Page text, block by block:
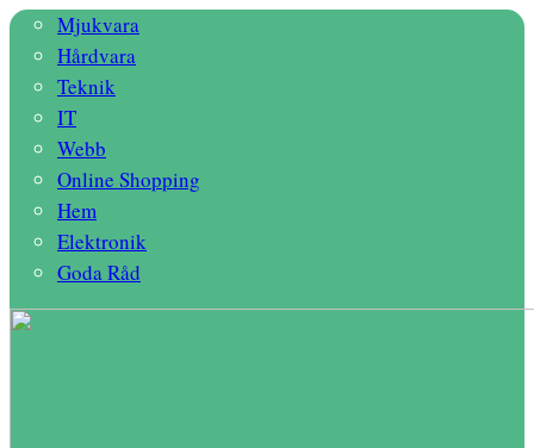
Mjukvara
Hårdvara
Teknik
IT
Webb
Online Shopping
Hem
Elektronik
Goda Råd